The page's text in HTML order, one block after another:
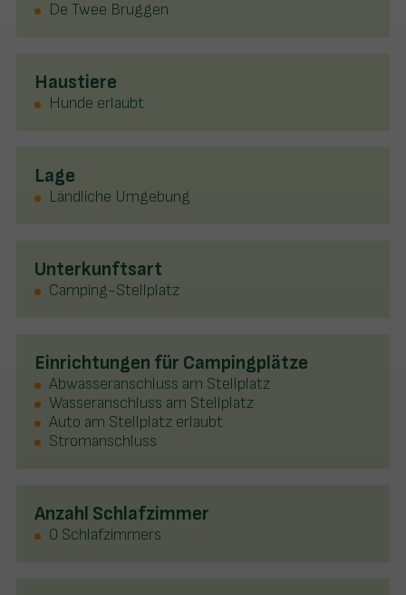
De Twee Bruggen
Haustiere
Hunde erlaubt
Lage
Ländliche Umgebung
Unterkunftsart
Camping-Stellplatz
Einrichtungen für Campingplätze
Abwasseranschluss am Stellplatz
Wasseranschluss am Stellplatz
Auto am Stellplatz erlaubt
Stromanschluss
Anzahl Schlafzimmer
0 Schlafzimmers